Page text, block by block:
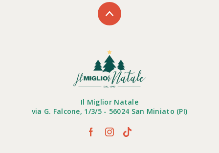
Il Miglior Natale
via G. Falcone, 1/3/5 - 56024 San Miniato (PI)